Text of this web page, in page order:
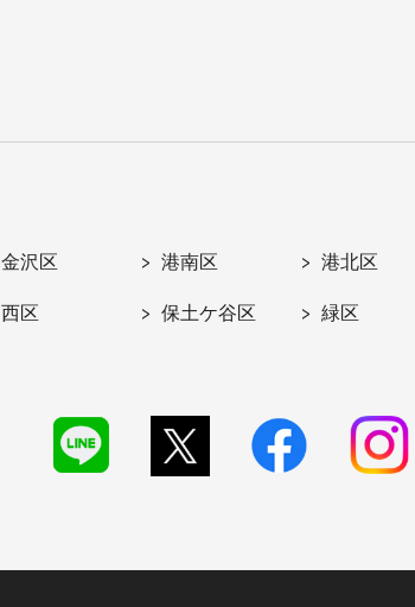
金沢区 港南区 港北区
西区 保土ケ谷区 緑区